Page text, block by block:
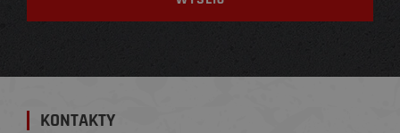
KONTAKTY